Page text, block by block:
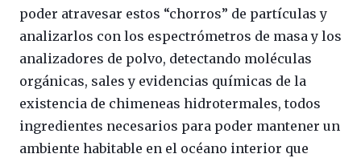
poder atravesar estos “chorros” de partículas y
analizarlos con los espectrómetros de masa y los
analizadores de polvo, detectando moléculas
orgánicas, sales y evidencias químicas de la
existencia de chimeneas hidrotermales, todos
ingredientes necesarios para poder mantener un
ambiente habitable en el océano interior que